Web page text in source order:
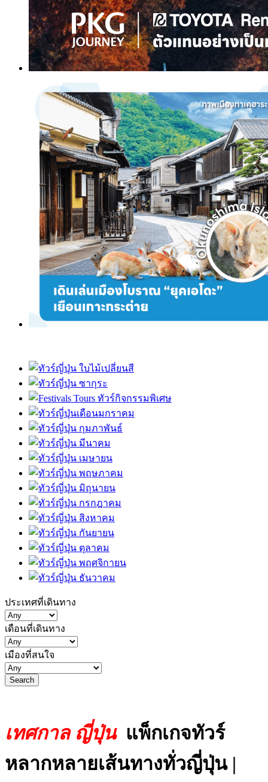
ประเทศที่เดินทาง
เดือนที่เดินทาง
เมืองที่สนใจ
เทศกาล ญี่ปุ่นแพ็กเกจทัวร์
หลากหลายเส้นทางทั่วญี่ปุ่น |